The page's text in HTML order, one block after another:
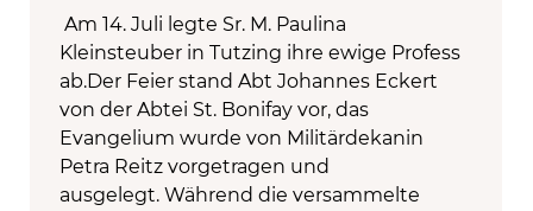
Am 14. Juli legte Sr. M. Paulina
Kleinsteuber in Tutzing ihre ewige Profess
ab.Der Feier stand Abt Johannes Eckert
von der Abtei St. Bonifay vor, das
Evangelium wurde von Militärdekanin
Petra Reitz vorgetragen und
ausgelegt. Während die versammelte